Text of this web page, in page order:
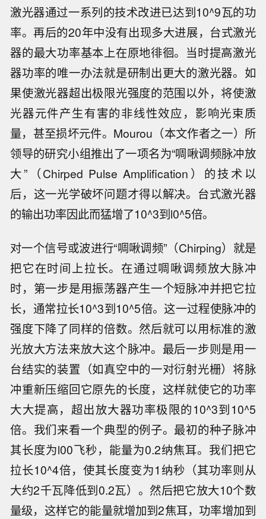
激光器通过一系列的技术改进已达到10^9瓦的功
率。再后的20年中没有出现多大进展，台式激光
器的最大功率基本上在原地徘徊。当时提高激光
器功率的唯一办法就是研制出更大的激光器。如
果使激光器超出极限光强度的范围以外，将使激
光器元件产生有害的非线性效应，影响光束质
量，甚至损坏元件。Mourou（本文作者之一）所
领导的研究小组推出了一项名为“啁啾调频脉冲放
大”（Chirped Pulse Amplification）的技术以
后，这一光学破坏问题才得以解决。台式激光器
的输出功率因此而猛增了10^3到l0^5倍。
对一个信号或波进行“啁啾调频”（Chirping）就是
把它在时间上拉长。在通过啁啾调频放大脉冲
时，第一步是用振荡器产生一个短脉冲并把它拉
长，通常拉长10^3到10^5倍。这一过程使脉冲的
强度下降了同样的倍数。然后就可以用标准的激
光放大方法来放大这个脉冲。最后一步则是用一
台结实的装置（如真空中的一对衍射光栅）将脉
冲重新压缩回它原先的长度，这样就使它的功率
大大提高，超出放大器功率极限的10^3到10^5
倍。我们来看一个典型的例子。最初的种子脉冲
其长度为l00飞秒，能量为0.2纳焦耳。我们把它
拉长10^4倍，使其长度变为1纳秒（其功率则从
大约2千瓦降低到0.2瓦）。然后把它放大10个数
量级，这样它的能量就增加到2焦耳，功率增加到